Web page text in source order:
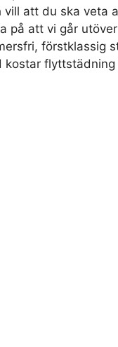
vill att du ska veta
på att vi går
förstklassig
kostar flyttstädning